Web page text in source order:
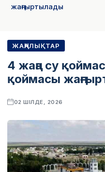
жаңғыртылады
ЖАҢАЛЫҚТАР
4 жаңа су
қоймасы
02 ШІЛДЕ, 2026